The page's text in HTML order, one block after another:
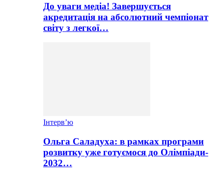
До уваги медіа! Завершується
акредитація на абсолютний чемпіонат
світу з легкої…
Інтерв’ю
Ольга Саладуха: в рамках програми
розвитку уже готуємося до Олімпіади-
2032…